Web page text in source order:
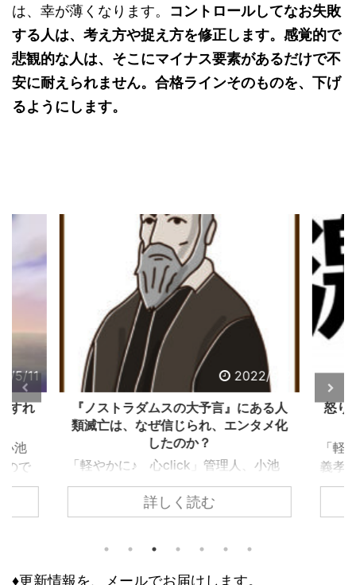
は、幸が薄くなります。 コントロールしてなお失敗
する人は、考え方や捉え方を修正します。感覚的で
悲観的な人は、そこにマイナス要素があるだけで不
安に耐えられません。合格ラインそのものを、下げ
るようにします。
5/11
すれ
池
ので
れ
て知
2022/5/2
『ノストラダムスの大予言』にある人
類滅亡は、なぜ信じられ、エンタメ化
したのか？
「軽やかに♪ 心click」管理人、小池
義孝です。今回は、子供の頃にあった
『ノストラダムスの大予言』につい
て、お話しします。 子供の頃、ノス
怖れ、その恐怖と不安が日常に溶け込
詳しく読む
怒り
「軽
義孝
いて
♦更新情報を、メールでお届けします。